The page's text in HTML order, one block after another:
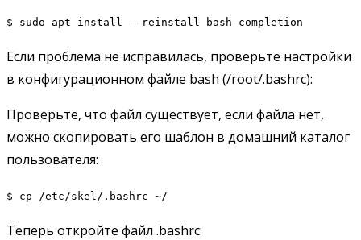
$ sudo apt install --reinstall bash-completion
Если проблема не исправилась, проверьте настройки
в конфигурационном файле bash (/root/.bashrc):
Проверьте, что файл существует, если файла нет,
можно скопировать его шаблон в домашний каталог
пользователя:
$ cp /etc/skel/.bashrc ~/
Теперь откройте файл .bashrc: